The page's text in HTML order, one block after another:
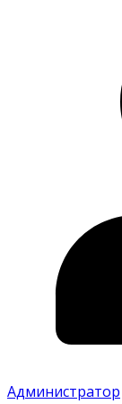
Администратор